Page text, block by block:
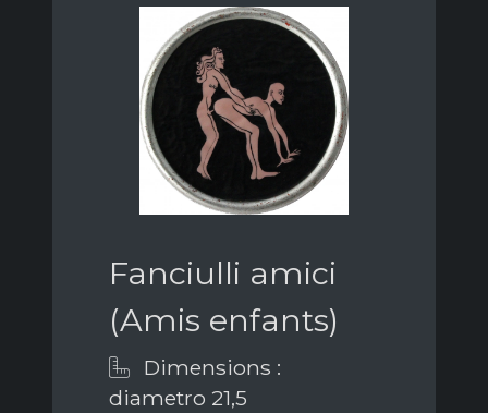
Fanciulli amici
(Amis enfants)
Dimensions :
diametro 21,5